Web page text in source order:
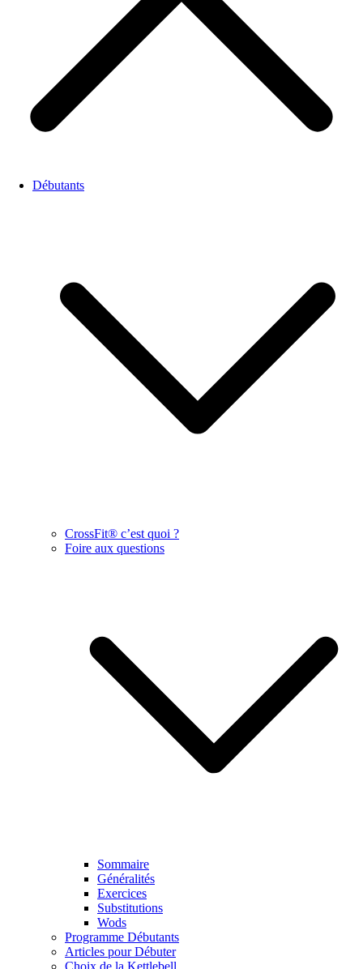
Débutants
CrossFit® c’est quoi ?
Foire aux questions
Sommaire
Généralités
Exercices
Substitutions
Wods
Programme Débutants
Articles pour Débuter
Choix de la Kettlebell